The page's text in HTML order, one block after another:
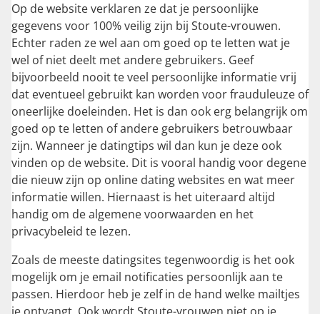
Op de website verklaren ze dat je persoonlijke
gegevens voor 100% veilig zijn bij Stoute-vrouwen.
Echter raden ze wel aan om goed op te letten wat je
wel of niet deelt met andere gebruikers. Geef
bijvoorbeeld nooit te veel persoonlijke informatie vrij
dat eventueel gebruikt kan worden voor frauduleuze of
oneerlijke doeleinden. Het is dan ook erg belangrijk om
goed op te letten of andere gebruikers betrouwbaar
zijn. Wanneer je datingtips wil dan kun je deze ook
vinden op de website. Dit is vooral handig voor degene
die nieuw zijn op online dating websites en wat meer
informatie willen. Hiernaast is het uiteraard altijd
handig om de algemene voorwaarden en het
privacybeleid te lezen.
Zoals de meeste datingsites tegenwoordig is het ook
mogelijk om je email notificaties persoonlijk aan te
passen. Hierdoor heb je zelf in de hand welke mailtjes